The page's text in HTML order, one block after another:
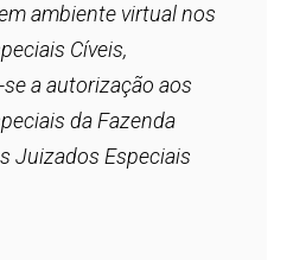
ambiente virtual nos
Cíveis,
a autorização aos
da Fazenda
Juizados Especiais